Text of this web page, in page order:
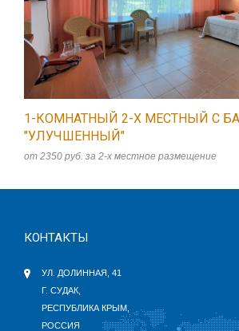
1-КОМНАТНЫЙ 2-Х МЕСТНЫЙ C
"УЛУЧШЕННЫЙ"
от 2350 руб. за 2-х местное размещение
КОНТАКТЫ
УЛ. ДОЛИННАЯ, 41
Г. СУДАК,
РЕСПУБЛИКА КРЫМ,
РОССИЯ